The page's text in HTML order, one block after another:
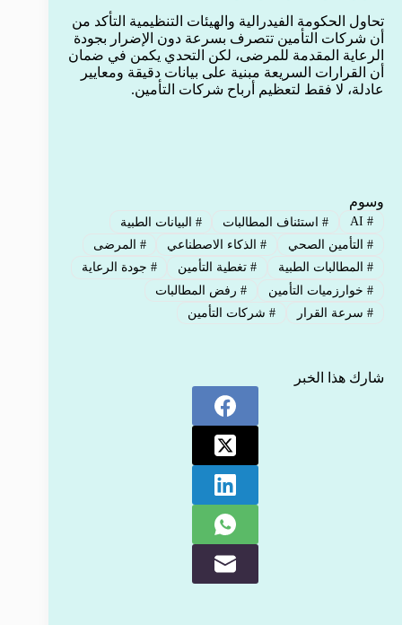
تحاول الحكومة الفيدرالية والهيئات التنظيمية التأكد من
أن شركات التأمين تتصرف بسرعة دون الإضرار بجودة
الرعاية المقدمة للمرضى، لكن التحدي يكمن في ضمان
أن القرارات السريعة مبنية على بيانات دقيقة ومعايير
عادلة، لا فقط لتعظيم أرباح شركات التأمين.
وسوم
#
AI
#استئناف المطالبات # البيانات الطبية
#التأمين الصحي #الذكاء الاصطناعي # المرضى
#المطالبات الطبية #تغطية التأمين # جودة الرعاية
#خوارزميات التأمين #رفض المطالبات
#سرعة القرار #شركات التأمين
شارك هذا الخبر